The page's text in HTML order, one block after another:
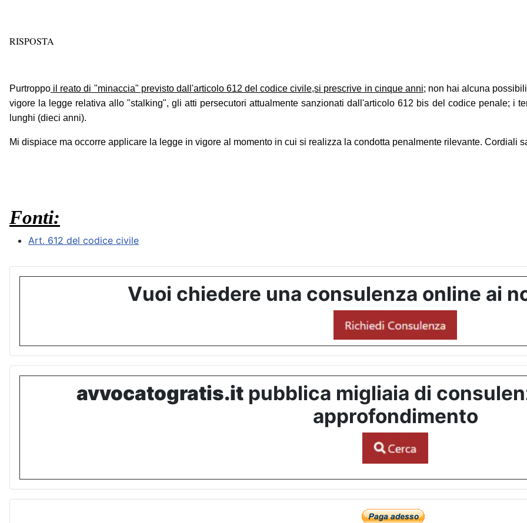
RISPOSTA
Purtroppo il reato di "minaccia" previsto dall'articolo 612 del codice civile,si prescrive in cinque anni; non hai alcuna
vigore la legge relativa allo "stalking", gli atti persecutori attualmente sanzionati dall'articolo 612 bis del codice penale; i
lunghi (dieci anni).
Mi dispiace ma occorre applicare la legge in vigore al momento in cui si realizza la condotta penalmente rilevante. Cordiali
Fonti:
Art. 612 del codice civile
Vuoi chiedere una consulenza online ai
avvocatogratis.it pubblica migliaia di
approfondimento